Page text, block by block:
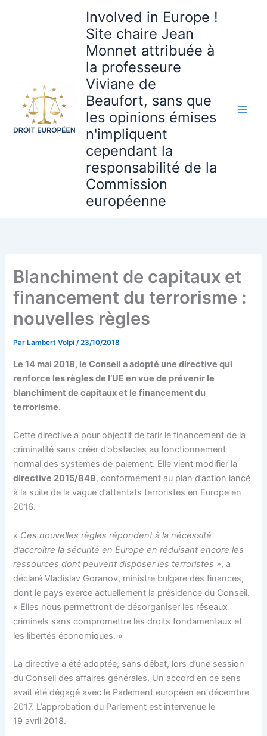
Involved in Europe !
Site chaire Jean
Monnet attribuée à
la professeure
Viviane de
Beaufort, sans que
les opinions émises
n'impliquent
cependant la
responsabilité de la
Commission
européenne
Blanchiment de capitaux et
financement du terrorisme :
nouvelles règles
Par Lambert Volpi/23/10/2018
Le 14 mai 2018, le Conseil a adopté une directive qui
renforce les règles de l’UE en vue de prévenir le
blanchiment de capitaux et le financement du
terrorisme.
Cette directive a pour objectif de tarir le financement de la
criminalité sans créer d’obstacles au fonctionnement
normal des systèmes de paiement. Elle vient modifier la
directive 2015/849, conformément au plan d’action lancé
à la suite de la vague d’attentats terroristes en Europe en
2016.
« Ces nouvelles règles répondent à la nécessité
d’accroître la sécurité en Europe en réduisant encore les
ressources dont peuvent disposer les terroristes », a
déclaré Vladislav Goranov, ministre bulgare des finances,
dont le pays exerce actuellement la présidence du Conseil.
« Elles nous permettront de désorganiser les réseaux
criminels sans compromettre les droits fondamentaux et
les libertés économiques. »
La directive a été adoptée, sans débat, lors d’une session
du Conseil des affaires générales. Un accord en ce sens
avait été dégagé avec le Parlement européen en décembre
2017. L’approbation du Parlement est intervenue le
19 avril 2018.